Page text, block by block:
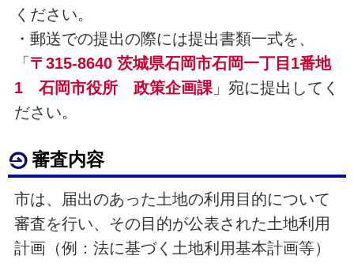
ください。
・郵送での提出の際には提出書類一式を、
「 〒315-8640 茨城県石岡市石岡一丁目1番地
1 石岡市役所 政策企画課」宛に提出してく
ださい。
審査内容
市は、届出のあった土地の利用目的について
審査を行い、その目的が公表された土地利用
計画（例：法に基づく土地利用基本計画等）